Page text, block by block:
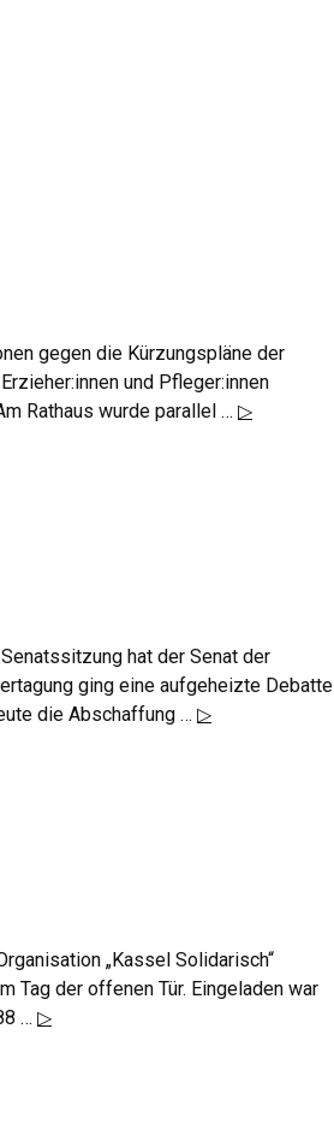
gegen die Kürzungspläne der
und Pfleger:innen
Rathaus wurde parallel … ▷
hat der Senat der
ging eine aufgeheizte Debatte
die Abschaffung … ▷
„Kassel Solidarisch“
Tag der offenen Tür. Eingeladen war
… ▷